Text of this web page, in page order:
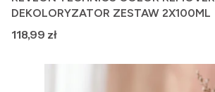
DEKOLORYZATOR ZESTAW 2X100ML
Cena
118,99 zł